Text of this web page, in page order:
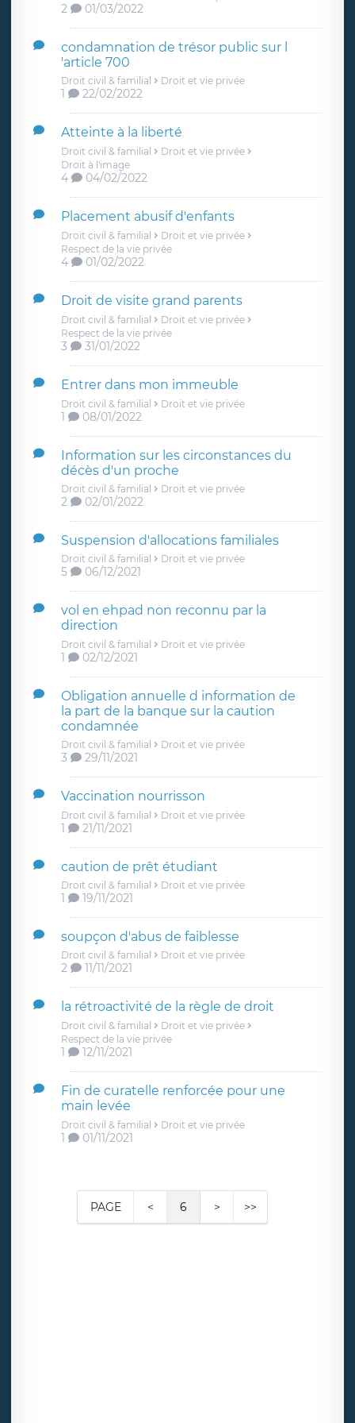
2 01/03/2022
condamnation de trésor public sur l
'article 700
Droit civil & familial Droit et vie privée
1 22/02/2022
Atteinte à la liberté
Droit civil & familial
Droit et vie privée
Droit à l'image
4 04/02/2022
Placement abusif d'enfants
Droit civil & familial
Droit et vie privée
Respect de la vie privée
4 01/02/2022
Droit de visite grand parents
Droit civil & familial
Droit et vie privée
Respect de la vie privée
3 31/01/2022
Entrer dans mon immeuble
Droit civil & familial Droit et vie privée
1 08/01/2022
Information sur les circonstances du
décès d'un proche
Droit civil & familial Droit et vie privée
2 02/01/2022
Suspension d'allocations familiales
Droit civil & familial Droit et vie privée
5 06/12/2021
vol en ehpad non reconnu par la
direction
Droit civil & familial Droit et vie privée
1 02/12/2021
Obligation annuelle d information de
la part de la banque sur la caution
condamnée
Droit civil & familial Droit et vie privée
3 29/11/2021
Vaccination nourrisson
Droit civil & familial Droit et vie privée
1 21/11/2021
caution de prêt étudiant
Droit civil & familial Droit et vie privée
1 19/11/2021
soupçon d'abus de faiblesse
Droit civil & familial Droit et vie privée
2 11/11/2021
la rétroactivité de la règle de droit
Droit civil & familial
Droit et vie privée
Respect de la vie privée
1 12/11/2021
Fin de curatelle renforcée pour une
main levée
Droit civil & familial Droit et vie privée
1 01/11/2021
PAGE < 6 > >>